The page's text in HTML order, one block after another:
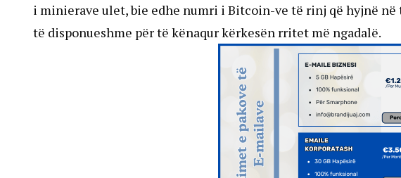
i minierave ulet, bie edhe numri i Bitcoin-ve të rinj që hyjnë në
të disponueshme për të kënaqur kërkesën rritet më ngadalë.